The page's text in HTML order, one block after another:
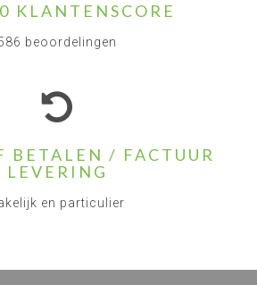
KLANTENSCORE
beoordelingen
BETALEN / FACTUUR
LEVERING
en particulier